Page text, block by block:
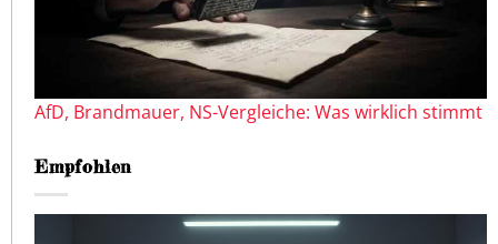
AfD, Brandmauer, NS-Vergleiche: Was wirklich stimmt
Empfohlen